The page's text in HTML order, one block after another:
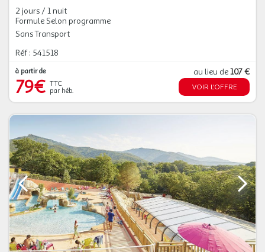
2 jours / 1 nuit
Formule Selon programme
Sans Transport
Réf : 541518
à partir de
79€ TTC
par héb.
au lieu de107 €
VOIR L'OFFRE